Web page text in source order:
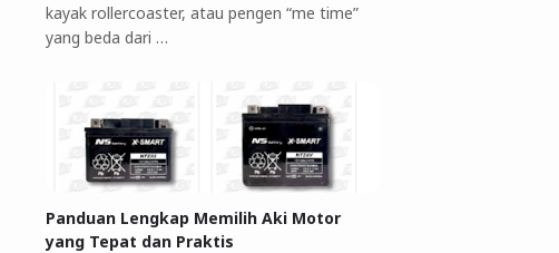
kayak rollercoaster, atau pengen “me time”
yang beda dari …
Panduan Lengkap Memilih Aki Motor
yang Tepat dan Praktis